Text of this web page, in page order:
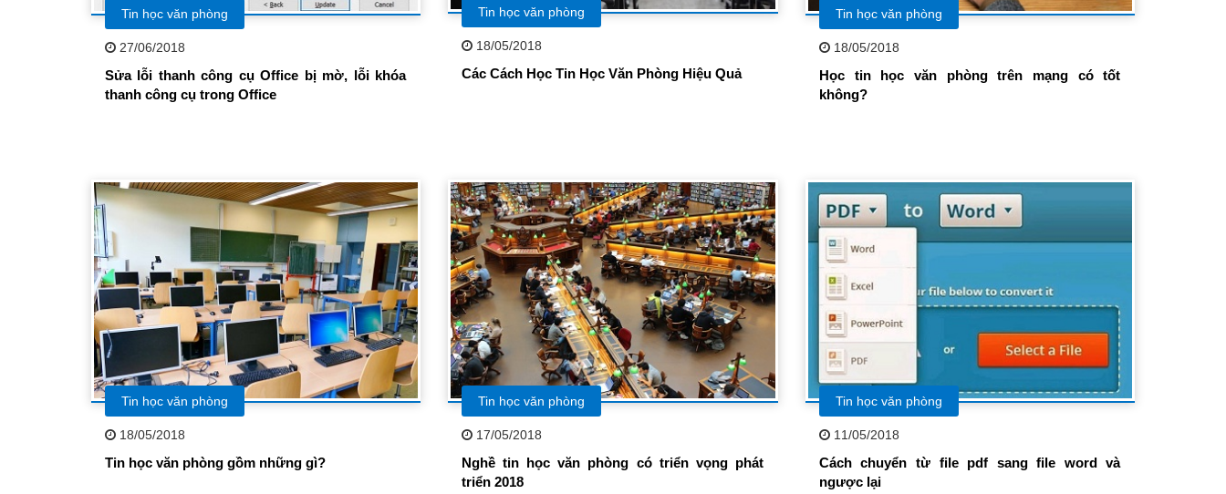
Tin học văn phòng
27/06/2018
Sửa lỗi thanh công cụ Office bị mờ, lỗi khóa
thanh công cụ trong Office
Tin học văn phòng
18/05/2018
Các Cách Học Tin Học Văn Phòng Hiệu Quả
Tin học văn phòng
18/05/2018
Học tin học văn phòng trên mạng có tốt
không?
Tin học văn phòng
18/05/2018
Tin học văn phòng gồm những gì?
Tin học văn phòng
17/05/2018
Nghề tin học văn phòng có triển vọng phát
triển 2018
Tin học văn phòng
11/05/2018
Cách chuyển từ file pdf sang file word và
ngược lại